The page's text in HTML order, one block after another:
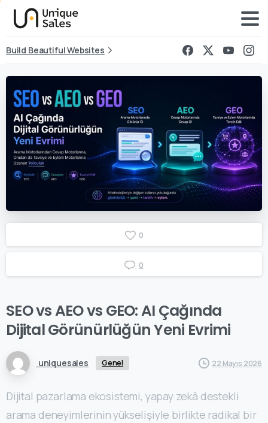
Build Beautiful Websites
0
0
SEOvsAEOvs GEO:AI Çağında
DijitalGörünürlüğünYeni Evrimi
uniquesales Genel 22 Mayıs 2026
Dijital pazarlama ekosistemi, yapay zekâ destekli
arama deneyimlerinin yükselişiyle birlikte radikal bir